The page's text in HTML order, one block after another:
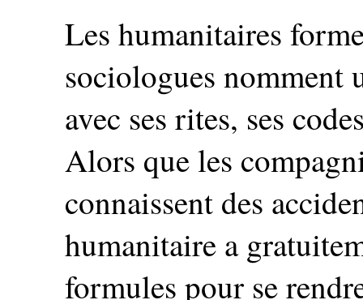
Les humanitaires
sociologues nomment
avec ses rites, ses
Alors que les
connaissent des
humanitaire a
formules pour se